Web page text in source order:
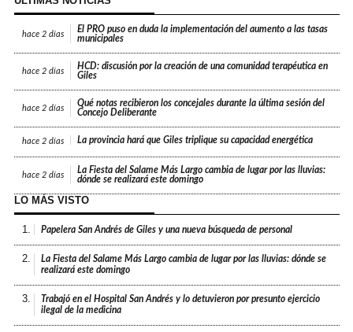
hace 2 días
El PRO puso en duda la implementación del aumento a las tasas
municipales
hace 2 días
HCD: discusión por la creación de una comunidad terapéutica en
Giles
hace 2 días
Qué notas recibieron los concejales durante la última sesión del
Concejo Deliberante
hace 2 días La provincia hará que Giles triplique su capacidad energética
hace 2 días
La Fiesta del Salame Más Largo cambia de lugar por las lluvias:
dónde se realizará este domingo
LO MÁS VISTO
1. Papelera San Andrés de Giles y una nueva búsqueda de personal
2.
La Fiesta del Salame Más Largo cambia de lugar por las lluvias: dónde se
realizará este domingo
3.
Trabajó en el Hospital San Andrés y lo detuvieron por presunto ejercicio
ilegal de la medicina